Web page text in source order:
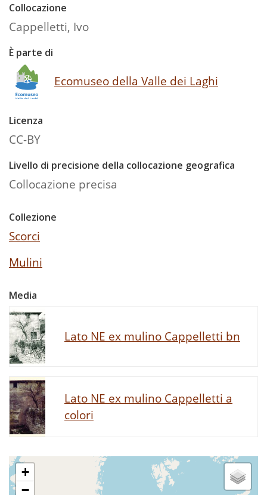
Collocazione
Cappelletti, Ivo
È parte di
Ecomuseo della Valle dei Laghi
Licenza
CC-BY
Livello di precisione della collocazione geografica
Collocazione precisa
Collezione
Scorci
Mulini
Media
Lato NE ex mulino Cappelletti bn
Lato NE ex mulino Cappelletti a
colori
+
−